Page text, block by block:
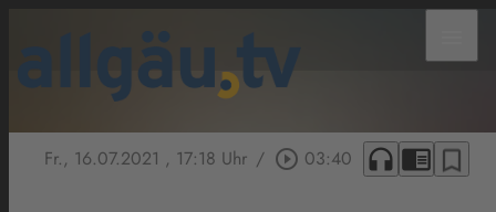
Fr., 16.07.2021 , 17:18 Uhr / play_circle_outline 03:40 headphones chrome_reader_mode bookmark_border